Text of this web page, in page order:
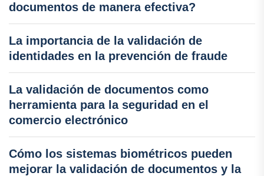
documentos de manera efectiva?
La importancia de la validación de
identidades en la prevención de fraude
La validación de documentos como
herramienta para la seguridad en el
comercio electrónico
Cómo los sistemas biométricos pueden
mejorar la validación de documentos y la